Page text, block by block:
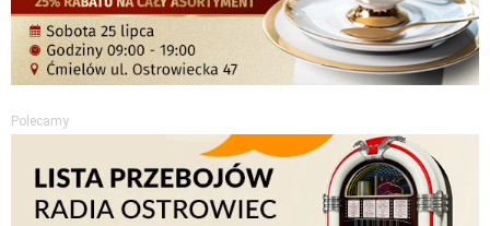
Polecamy